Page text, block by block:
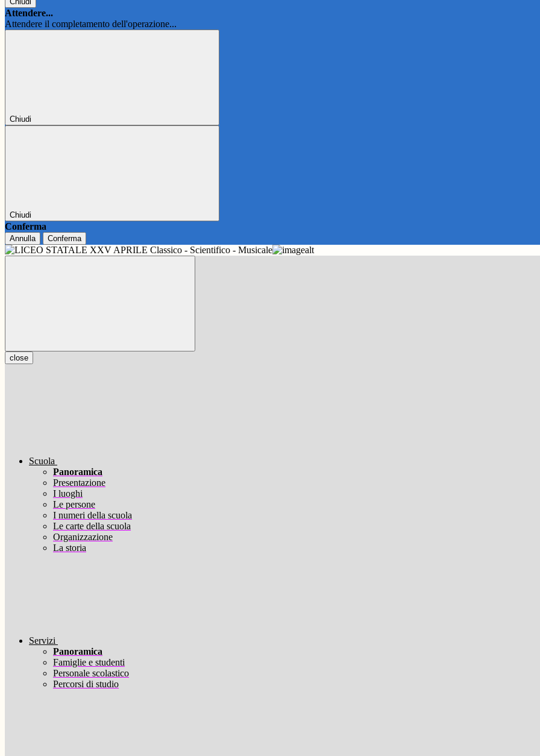
Attendere...
Attendere il completamento dell'operazione...
Chiudi
Chiudi
Conferma
Annulla Conferma
close
Scuola
Panoramica
Presentazione
I luoghi
Le persone
I numeri della scuola
Le carte della scuola
Organizzazione
La storia
Servizi
Panoramica
Famiglie e studenti
Personale scolastico
Percorsi di studio